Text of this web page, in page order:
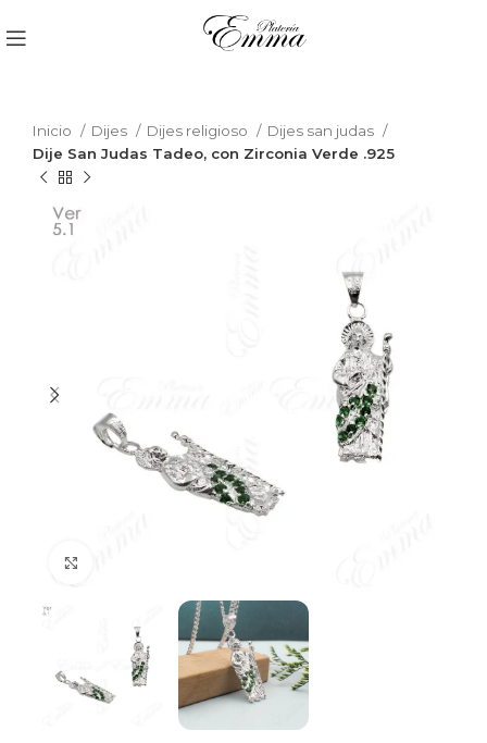
Inicio Dijes Dijes religioso
Dijes san judas
Dije San Judas Tadeo, con Zirconia Verde .925